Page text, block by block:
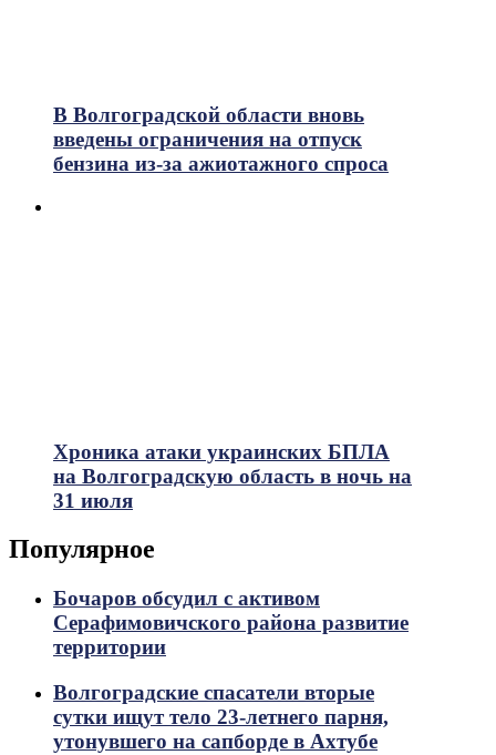
В Волгоградской области вновь
введены ограничения на отпуск
бензина из-за ажиотажного спроса
Хроника атаки украинских БПЛА
на Волгоградскую область в ночь на
31 июля
Популярное
Бочаров обсудил с активом
Серафимовичского района развитие
территории
Волгоградские спасатели вторые
сутки ищут тело 23-летнего парня,
утонувшего на сапборде в Ахтубе